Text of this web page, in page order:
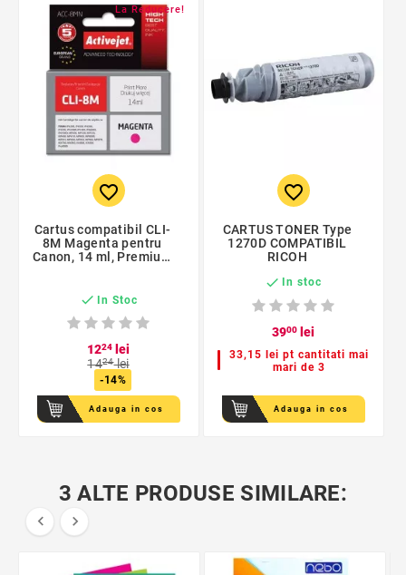
La Reducere!
favorite_border
Cartus compatibil CLI-
8M Magenta pentru
Canon, 14 ml, Premium
 In Stoc
1224
lei
1424lei
-14%
Adauga in cos
favorite_border
CARTUS TONER Type
1270D COMPATIBIL
RICOH
 In stoc
3900 lei
33,15 lei pt cantitati mai
mari de 3
Adauga in cos
3 ALTE PRODUSE SIMILARE:
 